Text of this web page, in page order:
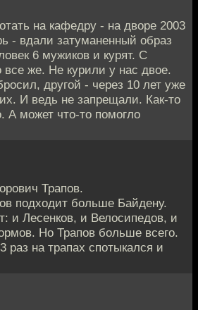
на кафедру - на дворе 2003
- вдали затуманенный образ
6 мужиков и курят. С
же. Не курили у нас двое.
другой - через 10 лет уже
И ведь не запрещали. Как-то
А может что-то помогло
Трапов.
подходит больше Байдену.
и Лесенков, и Велосипедов, и
Но Трапов больше всего.
раз на трапах спотыкался и